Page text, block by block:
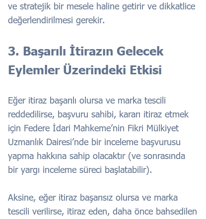
ve stratejik bir mesele haline getirir ve dikkatlice
değerlendirilmesi gerekir.
3. Başarılı İtirazın Gelecek
Eylemler Üzerindeki Etkisi
Eğer itiraz başarılı olursa ve marka tescili
reddedilirse, başvuru sahibi, kararı itiraz etmek
için Federe İdari Mahkeme’nin Fikri Mülkiyet
Uzmanlık Dairesi’nde bir inceleme başvurusu
yapma hakkına sahip olacaktır (ve sonrasında
bir yargı inceleme süreci başlatabilir).
Aksine, eğer itiraz başarısız olursa ve marka
tescili verilirse, itiraz eden, daha önce bahsedilen